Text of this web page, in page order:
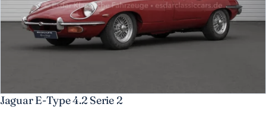
Jaguar E-Type 4.2 Serie 2